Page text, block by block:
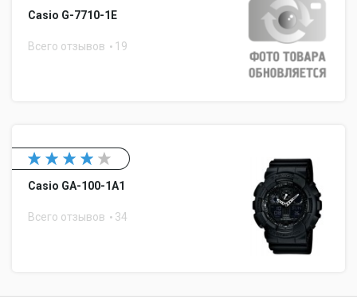
Casio G-7710-1E
Всего отзывов 19
Casio GA-100-1A1
Всего отзывов 34